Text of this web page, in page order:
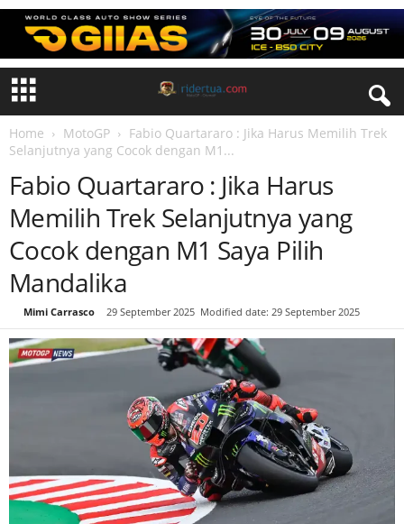
Home MotoGP
Fabio Quartararo : Jika Harus Memilih Trek
Selanjutnya yang Cocok dengan M1...
Fabio Quartararo : Jika Harus
Memilih Trek Selanjutnya yang
Cocok dengan M1 Saya Pilih
Mandalika
Mimi Carrasco 29 September 2025 Modified date: 29 September 2025